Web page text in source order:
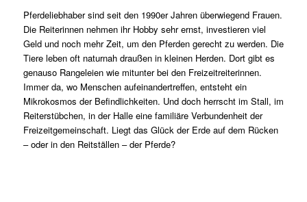
Pferdeliebhaber sind seit den 1990er Jahren überwiegend Frauen.
Die Reiterinnen nehmen ihr Hobby sehr ernst, investieren viel
Geld und noch mehr Zeit, um den Pferden gerecht zu werden. Die
Tiere leben oft naturnah draußen in kleinen Herden. Dort gibt es
genauso Rangeleien wie mitunter bei den Freizeitreiterinnen.
Immer da, wo Menschen aufeinandertreffen, entsteht ein
Mikrokosmos der Befindlichkeiten. Und doch herrscht im Stall, im
Reiterstübchen, in der Halle eine familiäre Verbundenheit der
Freizeitgemeinschaft. Liegt das Glück der Erde auf dem Rücken
– oder in den Reitställen – der Pferde?